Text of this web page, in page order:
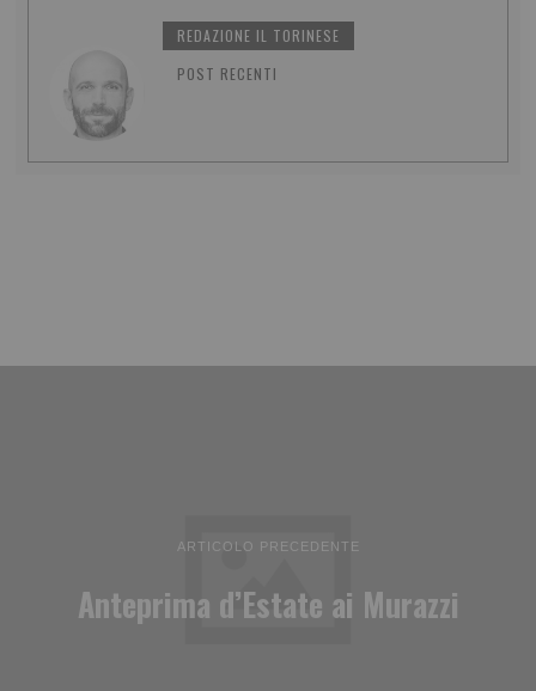
REDAZIONE IL TORINESE
POST RECENTI
ARTICOLO PRECEDENTE
Anteprima d’Estate ai Murazzi